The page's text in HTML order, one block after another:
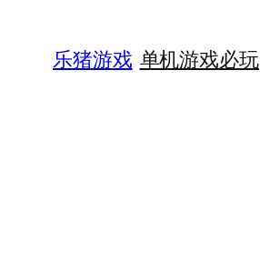
乐猪游戏 单机游戏必玩